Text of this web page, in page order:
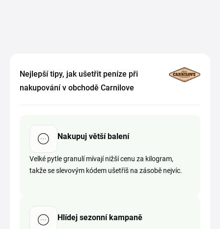
Nejlepší tipy, jak ušetřit peníze při
nakupování v obchodě Carnilove
Nakupuj větší balení
Velké pytle granulí mívají nižší cenu za kilogram,
takže se slevovým kódem ušetříš na zásobě nejvíc.
Hlídej sezonní kampaně